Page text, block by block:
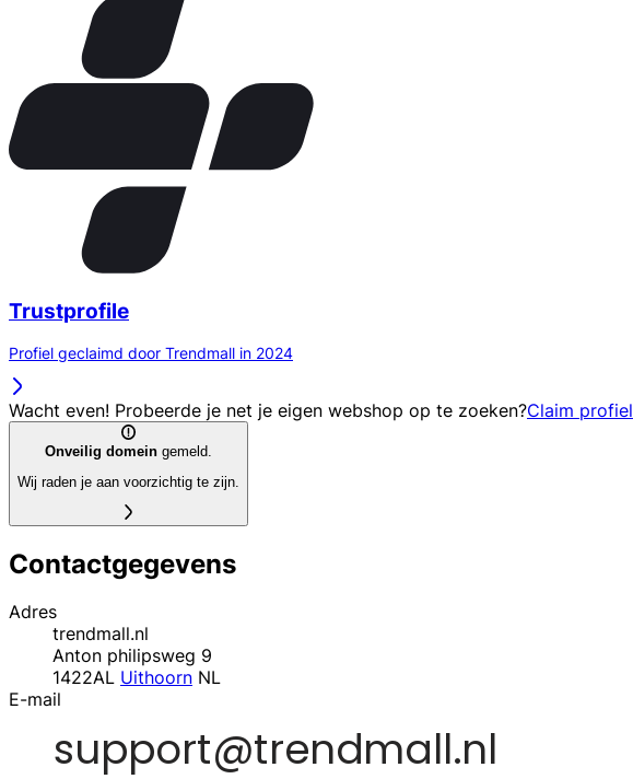
Trustprofile
Profiel geclaimd door Trendmall in 2024
Wacht even! Probeerde je net je eigen webshop op te zoeken?Claim profiel
Onveilig domein gemeld.
Wij raden je aan voorzichtig te zijn.
Contactgegevens
Adres
trendmall.nl
Anton philipsweg 9
1422AL Uithoorn NL
E-mail